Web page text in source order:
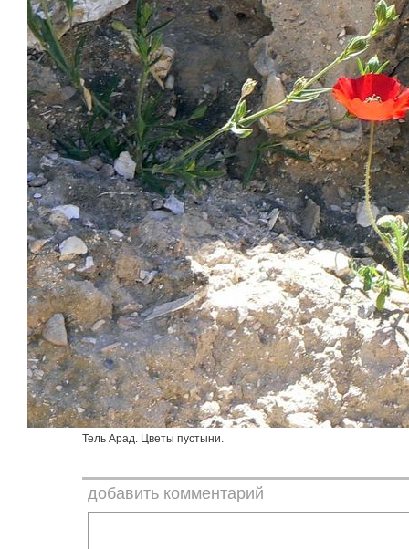
Тель Арад. Цветы пустыни.
добавить комментарий